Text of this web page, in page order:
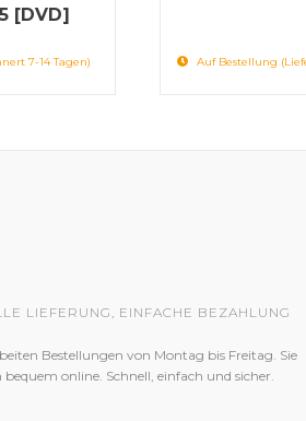
[DVD]
7-14 Tagen) Auf Bestellung
LIEFERUNG, EINFACHE BEZAHLUNG
Bestellungen von Montag bis Freitag. Sie
bequem online. Schnell, einfach und sicher.